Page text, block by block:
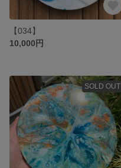
【034】
10,000円
SOLD OUT